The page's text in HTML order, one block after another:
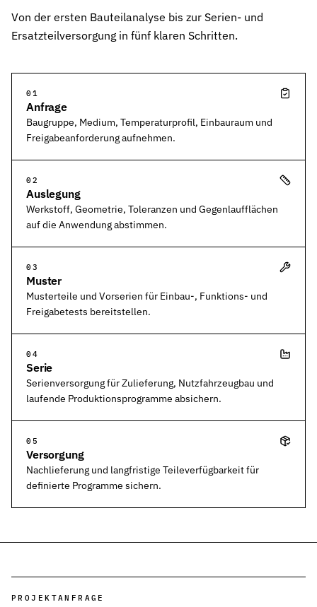
Von der ersten Bauteilanalyse bis zur Serien- und
Ersatzteilversorgung in fünf klaren Schritten.
01
Anfrage
Baugruppe, Medium, Temperaturprofil, Einbauraum und
Freigabeanforderung aufnehmen.
02
Auslegung
Werkstoff, Geometrie, Toleranzen und Gegenlaufflächen
auf die Anwendung abstimmen.
03
Muster
Musterteile und Vorserien für Einbau-, Funktions- und
Freigabetests bereitstellen.
04
Serie
Serienversorgung für Zulieferung, Nutzfahrzeugbau und
laufende Produktionsprogramme absichern.
05
Versorgung
Nachlieferung und langfristige Teileverfügbarkeit für
definierte Programme sichern.
PROJEKTANFRAGE